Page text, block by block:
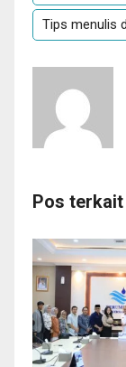
Tips menulis
Pos terkait